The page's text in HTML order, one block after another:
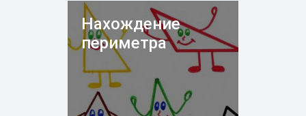
Нахождение
периметра